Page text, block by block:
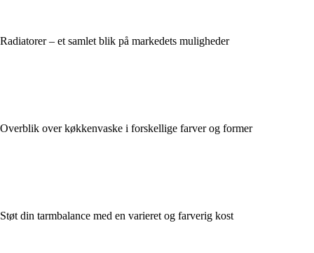
Radiatorer – et samlet blik på markedets muligheder
Overblik over køkkenvaske i forskellige farver og former
Støt din tarmbalance med en varieret og farverig kost